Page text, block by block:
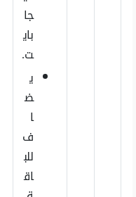
جا
باي
ت.
ي
ض
ا
ف
للب
اق